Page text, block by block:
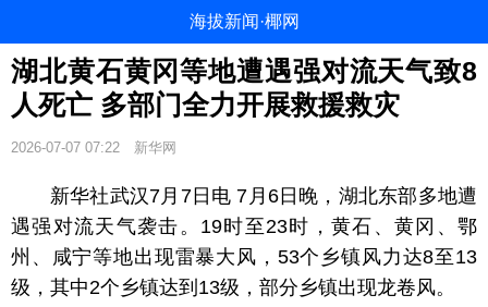
海拔新闻·椰网
湖北黄石黄冈等地遭遇强对流天气致8
人死亡 多部门全力开展救援救灾
2026-07-07 07:22 新华网
新华社武汉7月7日电 7月6日晚，湖北东部多地遭
遇强对流天气袭击。19时至23时，黄石、黄冈、鄂
州、咸宁等地出现雷暴大风，53个乡镇风力达8至13
级，其中2个乡镇达到13级，部分乡镇出现龙卷风。